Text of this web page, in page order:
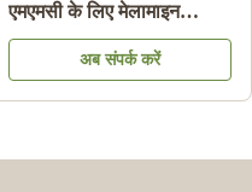
एमएमसी के लिए मेलामाइन
केमिकल मोल्डिंग राल सामग्री
अब संपर्क करें